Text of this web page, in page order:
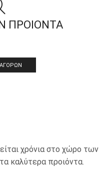
ΠΡΟΙΟΝΤΑ
ΑΓΟΡΏΝ
χρόνια στο χώρο των
καλύτερα προιόντα.